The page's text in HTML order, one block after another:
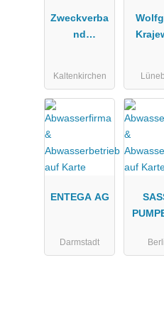
Zweckverba
nd
n, Henstedt-
Ulzburg
Kaltenkirchen
ENTEGA AG
Darmstadt